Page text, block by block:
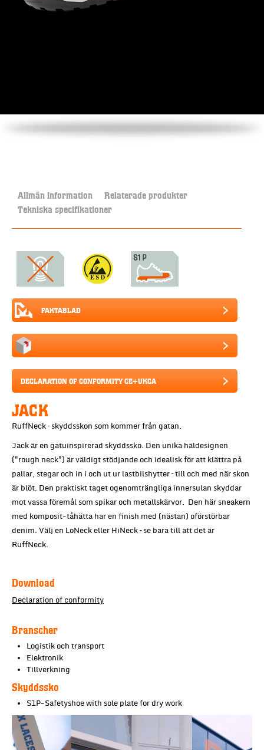
Allmän information Relaterade produkter
Tekniska specifikationer
FAKTABLAD
DECLARATION OF CONFORMITY CE+UKCA
JACK
RuffNeck – skyddsskon som kommer från gatan.
Jack är en gatuinspirerad skyddssko. Den unika häldesignen
("rough neck") är väldigt stödjande och idealisk för att klättra på
pallar, stegar och in i och ut ur lastbilshytter – till och med när skon
är blöt. Den praktiskt taget ogenomträngliga innersulan skyddar
mot vassa föremål som spikar och metallskärvor. Den här sneakern
med komposit-tåhätta har en finish med (nästan) oförstörbar
denim. Välj en LoNeck eller HiNeck – se bara till att det är
RuffNeck.
Download
Declaration of conformity
Branscher
Logistik och transport
Elektronik
Tillverkning
Skyddssko
S1P-Safetyshoe with sole plate for dry work